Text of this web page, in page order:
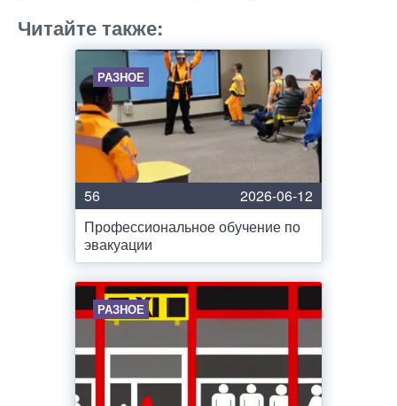
Читайте также:
РАЗНОЕ
56
2026-06-12
Профессиональное обучение по
эвакуации
РАЗНОЕ